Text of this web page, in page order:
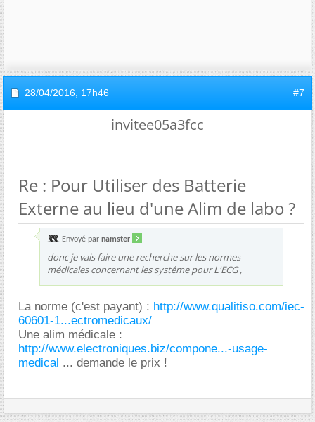
28/04/2016, 17h46 #7
invitee05a3fcc
Re : Pour Utiliser des Batterie
Externe au lieu d'une Alim de labo ?
Envoyé par namster
donc je vais faire une recherche sur les normes
médicales concernant les systéme pour L'ECG ,
La norme (c'est payant) : http://www.qualitiso.com/iec-
60601-1...ectromedicaux/
Une alim médicale :
http://www.electroniques.biz/compone...-usage-
medical ... demande le prix !